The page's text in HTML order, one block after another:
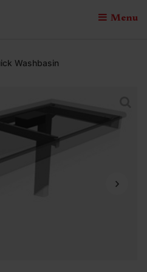
Menu
Washbasin